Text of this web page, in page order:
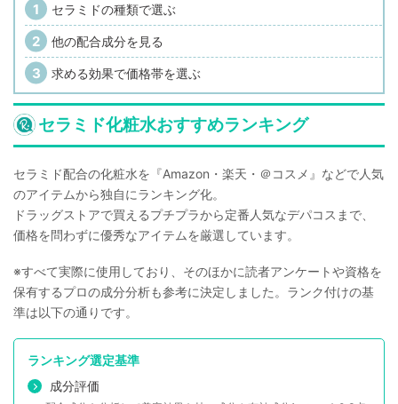
セラミドの種類で選ぶ
他の配合成分を見る
求める効果で価格帯を選ぶ
セラミド化粧水おすすめランキング
セラミド配合の化粧水を『Amazon・楽天・＠コスメ』などで人気
のアイテムから独自にランキング化。
ドラッグストアで買えるプチプラから定番人気なデパコスまで、
価格を問わずに優秀なアイテムを厳選しています。
※すべて実際に使用しており、そのほかに読者アンケートや資格を
保有するプロの成分分析も参考に決定しました。ランク付けの基
準は以下の通りです。
ランキング選定基準
成分評価